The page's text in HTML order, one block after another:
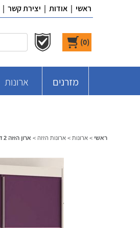
ראשי | אודות | יצירת קשר |
(
0
)
מזרנים ארונות
ראשי > ארונות > ארונות הזזה > ארון הזזה 2 דלתות טריקה שקטה, ר.א